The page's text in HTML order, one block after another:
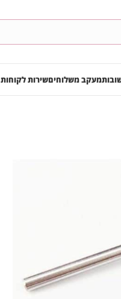
מעקב משלוחיםשירות לקוחות